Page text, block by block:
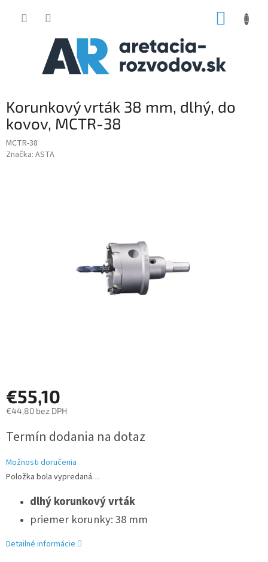
Korunkový vrták 38 mm, dlhý, do
kovov, MCTR-38
MCTR-38
Značka: ASTA
€55,10
€44,80 bez DPH
cena:
Termín dodania na dotaz
Možnosti doručenia
Položka bola vypredaná…
dlhý korunkový vrták
priemer korunky: 38 mm
Detailné informácie